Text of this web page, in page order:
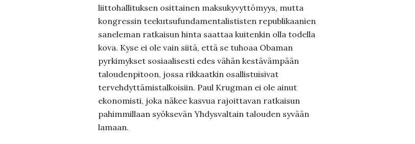
liittohallituksen osittainen maksukyvyttömyys, mutta
kongressin teekutsufundamentalististen republikaanien
saneleman ratkaisun hinta saattaa kuitenkin olla todella
kova. Kyse ei ole vain siitä, että se tuhoaa Obaman
pyrkimykset sosiaalisesti edes vähän kestävämpään
taloudenpitoon, jossa rikkaatkin osallistuisivat
tervehdyttämistalkoisiin. Paul Krugman ei ole ainut
ekonomisti, joka näkee kasvua rajoittavan ratkaisun
pahimmillaan syöksevän Yhdysvaltain talouden syvään
lamaan.